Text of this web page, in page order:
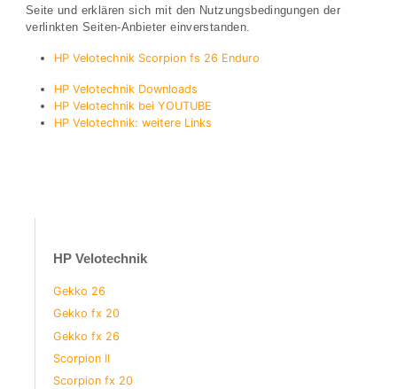
Seite und erklären sich mit den Nutzungsbedingungen der
verlinkten Seiten-Anbieter einverstanden.
HP Velotechnik Scorpion fs 26 Enduro
HP Velotechnik Downloads
HP Velotechnik bei YOUTUBE
HP Velotechnik: weitere Links
HP Velotechnik
Gekko 26
Gekko fx 20
Gekko fx 26
Scorpion II
Scorpion fx 20